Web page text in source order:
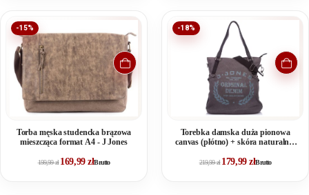
-15%
Torba męska studencka brązowa
mieszcząca format A4 - J Jones
199,99zł 169,99złBrutto
-18%
Torebka damska duża pionowa
canvas (płótno) + skóra naturalna,
219,99zł 179,99złBrutto